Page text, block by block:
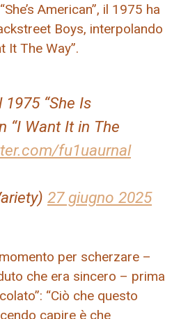
American”, il 1975 ha
Boys, interpolando
It The Way”.
“She Is
“I Want It in The
fu1uaurnal
27 giugno 2025
per scherzare –
che era sincero – prima
“Ciò che questo
capire è che